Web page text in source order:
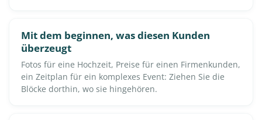
Mit dem beginnen, was diesen Kunden
überzeugt
Fotos für eine Hochzeit, Preise für einen Firmenkunden,
ein Zeitplan für ein komplexes Event: Ziehen Sie die
Blöcke dorthin, wo sie hingehören.